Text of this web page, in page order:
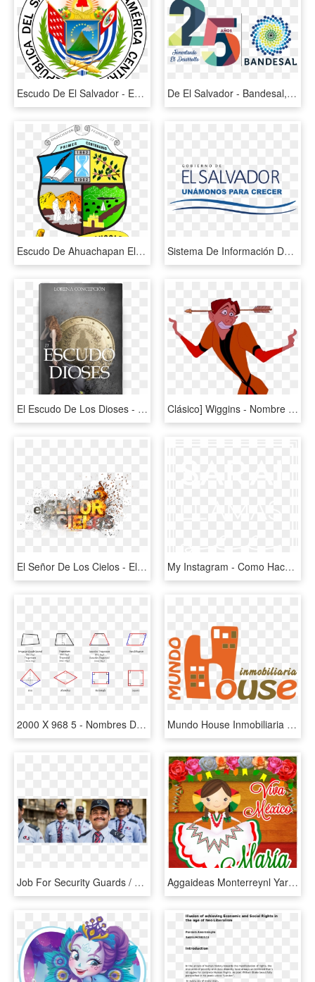
Escudo De El Salvador - Emblem, HD Png Download De El Salvador - Bandesal, HD Png Download
Escudo De Ahuachapan El Salvador, HD Png Download Sistema De Información De Vivienda Social - Ministerio De Trabajo El Salvador, HD Png Download
El Escudo De Los Dioses - Poster, HD Png Download Clásico] Wiggins - Nombre De Los Personajes De Pocahontas, HD Png Download
El Señor De Los Cielos - El Señor De Los Cielos Png, Transparent Png My Instagram - Como Hacer La Firma De El Nombre De Sarai, HD Png Download
2000 X 968 5 - Nombres De Los Quadrilaterals, HD Png Download Mundo House Inmobiliaria Info@mundohouse - Nombres De Inmobiliarias En El Mundo, HD Png Download
Job For Security Guards / Security Officer - Gente De El Salvador, HD Png Download Aggaideas Monterreynl Yare Fiesta Pinterest Viva Mexico - Viva México Con El Nombre De Mónica, HD Png Download